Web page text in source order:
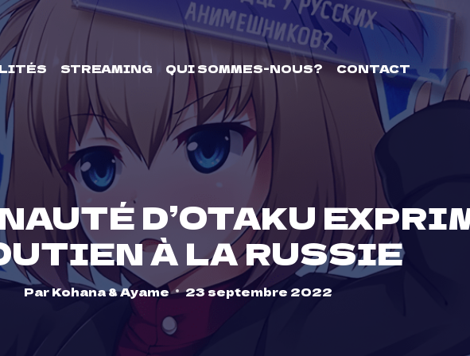
STREAMING QUI SOMMES-NOUS? CONTACT
D’OTAKU
À LA RUSSIE
ParKohana & Ayame 23 septembre 2022